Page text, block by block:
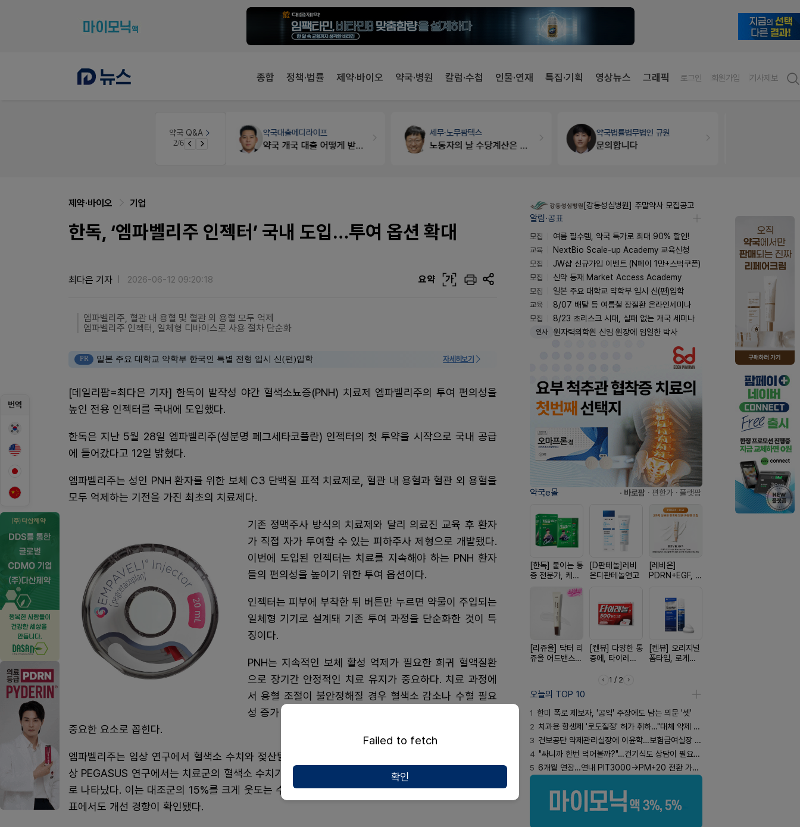
종합 정책·법률 제약·바이오 약국·병원 칼럼·수첩 인물·연재 특집·기획 영상뉴스 그래픽 로그인 회원가입 기사제보
약국 Q&A
3/6 약국 개국 대출 어떻게 받아야할지 어렵습니다
세무·노무팜텍스
노동자의 날 수당계산은 어떻게 되나요
약국법률법무법인 규원
문의합니다
약국인테리어생각자국 디자인
매대 높이
번역
제약·바이오 기업
한독, ‘엠파벨리주 인젝터’ 국내 도입…투여 옵션 확대
최다은 기자 2026-06-12 09:20:18 요약 가
엠파벨리주, 혈관 내 용혈 및 혈관 외 용혈 모두 억제
엠파벨리주 인젝터, 일체형 디바이스로 사용 절차 단순화
PR 일본 주요 대학교 약학부 한국인 특별 전형 입시 신(편)입학 자세히보기
[데일리팜=최다은 기자] 한독이 발작성 야간 혈색소뇨증(PNH) 치료제 엠파벨리주의 투여 편의성을
높인 전용 인젝터를 국내에 도입했다.
한독은 지난 5월 28일 엠파벨리주(성분명 페그세타코플란) 인젝터의 첫 투약을 시작으로 국내 공급
에 들어갔다고 12일 밝혔다.
엠파벨리주는 성인 PNH 환자를 위한 보체 C3 단백질 표적 치료제로, 혈관 내 용혈과 혈관 외 용혈을
모두 억제하는 기전을 가진 최초의 치료제다.
기존 정맥주사 방식의 치료제와 달리 의료진 교육 후 환자
가 직접 자가 투여할 수 있는 피하주사 제형으로 개발됐다.
이번에 도입된 인젝터는 치료를 지속해야 하는 PNH 환자
들의 편의성을 높이기 위한 투여 옵션이다.
인젝터는 피부에 부착한 뒤 버튼만 누르면 약물이 주입되는
일체형 기기로 설계돼 기존 투여 과정을 단순화한 것이 특
징이다.
PNH는 지속적인 보체 활성 억제가 필요한 희귀 혈액질환
으로 장기간 안정적인 치료 유지가 중요하다. 치료 과정에
서 용혈 조절이 불안정해질 경우 혈색소 감소나 수혈 필요
성 증가 등 임상 지표 변화가 나타날 수 있어 치료 지속성이
중요한 요소로 꼽힌다.
엠파벨리주는 임상 연구에서 혈색소 수치와 젖산탈수소효소(LDH) 수치 개선 효과를 보였다. 임상 3
상 PEGASUS 연구에서는 치료군의 혈색소 수치가 평균 3.84g/dL 증가했으며, 수혈 회피율은 85%
로 나타났다. 이는 대조군의 15%를 크게 웃도는 수치다. 환자 피로도를 평가하는 FACIT-Fatigue 지
표에서도 개선 경향이 확인됐다.
[강동성심병원] 주말약사 모집공고
알림·공표
모집
여름 필수템, 약국 특가로 최대 90% 할인!
교육
NextBio Scale-up Academy 교육신청
모집
JW샵 신규가입 이벤트 (N페이 1만+스벅쿠폰)
모집
신약 등재 Market Access Academy
모집
일본 주요 대학교 약학부 입시 신(편)입학
교육
8/07 배탈 등 여름철 장질환 온라인세미나
모집
8/23 초리스크 시대, 실패 없는 개국 세미나
인사 원자력의학원 신임 원장에 임일한 박사
약국e몰 · 바로팜 · 편한가 · 플랫팜
[한독] 붙이는 통
증 전문가, 케토
스타(쿨) 40매
[D판테놀]레비
온디판테놀연고
[레비온]
PDRN+EGF, 레
EGF 크림
[리쥬올] 닥터 리
쥬올 어드밴스드
[켄뷰] 다양한 통
증에, 타이레놀
[켄뷰] 오리지널
폼타입, 로게인
1 / 2
오늘의 TOP 10
1 한미 폭로 제보자, '공익' 주장에도 남는 의문 '셋'
2 치과용 항생제 '로도질정' 허가 취하…"대체 약제 충분"
3 건보공단 약제관리실장에 이윤학…보험급여실장 윤유경
4 "싸니까 한번 먹어볼까?"…건기식도 상담이 필요한 이유
5 6개월 연장…연내 PIT3000→PM+20 전환 가능할까
Failed to fetch
확인